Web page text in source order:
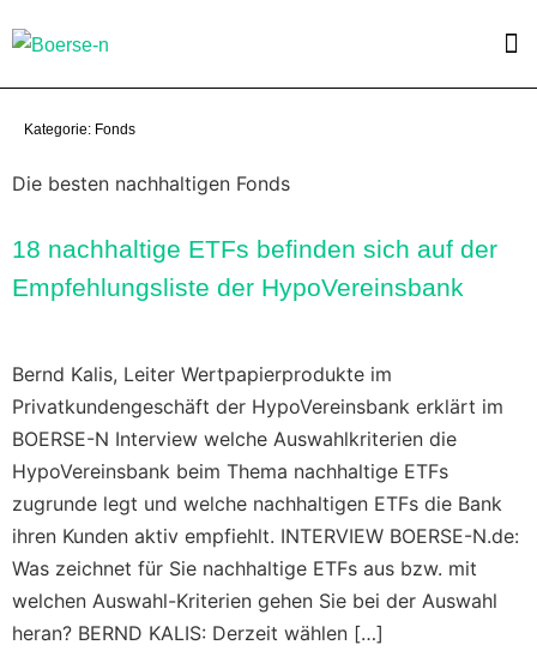
Kategorie: Fonds
Die besten nachhaltigen Fonds
18 nachhaltige ETFs befinden sich auf der
Empfehlungsliste der HypoVereinsbank
Bernd Kalis, Leiter Wertpapierprodukte im
Privatkundengeschäft der HypoVereinsbank erklärt im
BOERSE-N Interview welche Auswahlkriterien die
HypoVereinsbank beim Thema nachhaltige ETFs
zugrunde legt und welche nachhaltigen ETFs die Bank
ihren Kunden aktiv empfiehlt. INTERVIEW BOERSE-N.de:
Was zeichnet für Sie nachhaltige ETFs aus bzw. mit
welchen Auswahl-Kriterien gehen Sie bei der Auswahl
heran? BERND KALIS: Derzeit wählen […]